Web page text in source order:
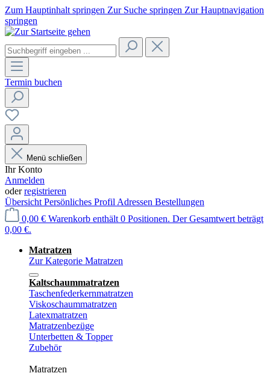
Zum Hauptinhalt springen Zur Suche springen Zur Hauptnavigation
springen
Termin buchen
Menü schließen
Ihr Konto
Anmelden
oderregistrieren
Übersicht Persönliches Profil Adressen Bestellungen
0,00 € Warenkorb enthält 0 Positionen. Der Gesamtwert beträgt
0,00 €.
Matratzen
Zur Kategorie Matratzen
Kaltschaummatratzen
Taschenfederkernmatratzen
Viskoschaummatratzen
Latexmatratzen
Matratzenbezüge
Unterbetten & Topper
Zubehör
Matratzen